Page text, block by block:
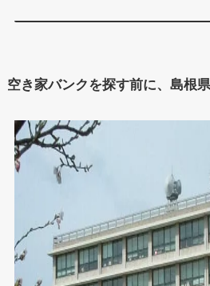
空き家バンクを探す前に、島根